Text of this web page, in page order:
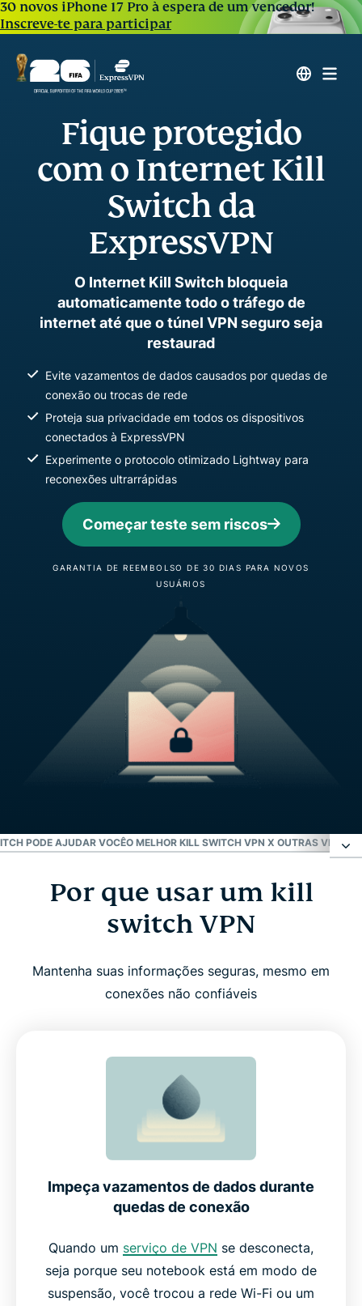
30 novos iPhone 17 Pro à espera de um vencedor!
Inscreve-te para participar
Fique protegido
com o Internet Kill
Switch da
ExpressVPN
O Internet Kill Switch bloqueia
automaticamente todo o tráfego de
internet até que o túnel VPN seguro seja
restaurad
Evite vazamentos de dados causados ​​por quedas de
conexão ou trocas de rede
Proteja sua privacidade em todos os dispositivos
conectados à ExpressVPN
Experimente o protocolo otimizado Lightway para
reconexões ultrarrápidas
Começar teste sem riscos
GARANTIA DE REEMBOLSO DE 30 DIAS PARA NOVOS
USUÁRIOS
PODE AJUDAR VOCÊO MELHOR KILL SWITCH VPN X OUTRAS VPNSA
Por que usar um kill switch VPN
O que o Internet Kill Switch faz para manter você
Dispositivos compatíveis
Situações reais nas quais o Internet Kill Switch
pode ajudar você
O melhor kill switch VPN x outras VPNs
A tecnologia confiável por trás do Internet Kill
Switch
Por que usar um kill
switch VPN
Mantenha suas informações seguras, mesmo em
conexões não confiáveis
Impeça vazamentos de dados durante
quedas de conexão
Quando um serviço de VPN se desconecta,
seja porque seu notebook está em modo de
suspensão, você trocou a rede Wi-Fi ou um